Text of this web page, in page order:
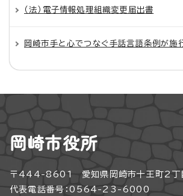
（法）電子情報処理組織変更届出書
岡崎市手と心でつなぐ手話言語条例が施
岡崎市役所
〒444-8601 愛知県岡崎市十王町2丁
代表電話番号：0564-23-6000